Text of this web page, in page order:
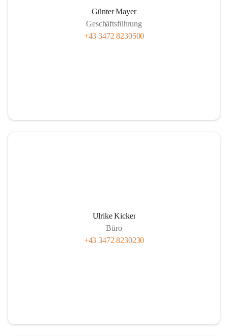
Günter Mayer
Geschäftsführung
+43 3472 8230500
Ulrike Kicker
Büro
+43 3472 8230230